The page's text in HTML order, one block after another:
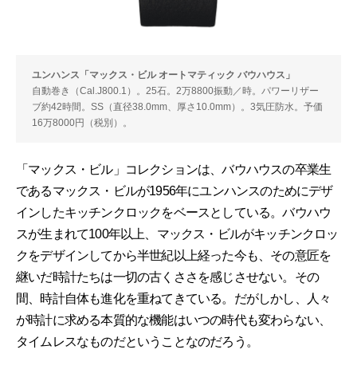
ユンハンス「マックス・ビル オートマティック バウハウス」
自動巻き（Cal.J800.1）。25石。2万8800振動／時。パワーリザー
ブ約42時間。SS（直径38.0mm、厚さ10.0mm）。3気圧防水。予価
16万8000円（税別）。
「マックス・ビル」コレクションは、バウハウスの卒業生
であるマックス・ビルが1956年にユンハンスのためにデザ
インしたキッチンクロックをベースとしている。バウハウ
スが生まれて100年以上、マックス・ビルがキッチンクロッ
クをデザインしてから半世紀以上経った今も、その意匠を
継いだ時計たちは一切の古くささを感じさせない。その
間、時計自体も進化を重ねてきている。だがしかし、人々
が時計に求める本質的な機能はいつの時代も変わらない、
タイムレスなものだということなのだろう。